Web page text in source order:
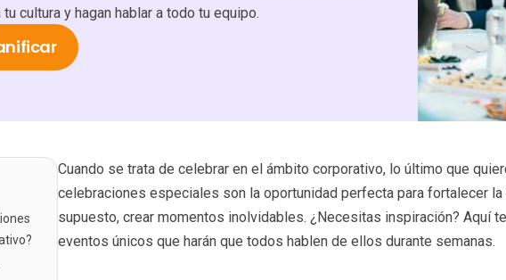
cultura y hagan hablar a todo tu equipo.
Cuando se trata de celebrar en el ámbito corporativo, lo último que
celebraciones especiales son la oportunidad perfecta para fortalecer
supuesto, crear momentos inolvidables. ¿Necesitas inspiración? Aquí
eventos únicos que harán que todos hablen de ellos durante semanas.